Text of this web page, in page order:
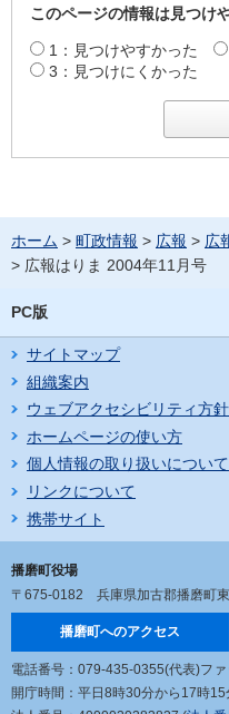
このページの情報は見つけ
1：見つけやすかった
3：見つけにくかった
ホーム > 町政情報 > 広報 > 広
> 広報はりま 2004年11月号
PC版
サイトマップ
組織案内
ウェブアクセシビリティ方
ホームページの使い方
個人情報の取り扱いについて
リンクについて
携帯サイト
播磨町役場
〒675-0182 兵庫県加古郡播磨町
播磨町へのアクセス
電話番号：079-435-0355(代表)フ
開庁時間：平日8時30分から17時15